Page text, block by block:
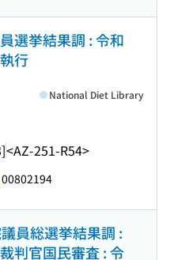
選挙結果調 : 令和
行
<AZ-251-R54>
National Diet Library
00802194
員総選挙結果調 :
判官国民審査 : 令